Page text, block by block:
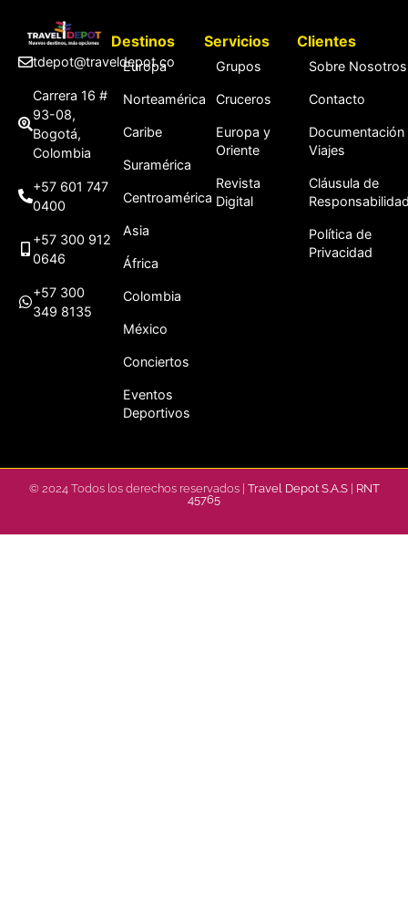
tdepot@traveldepot.co
Carrera 16 #
93-08,
Bogotá,
Colombia
+57 601 747
0400
+57 300 912
0646
+57 300
349 8135
Destinos
Europa
Norteamérica
Caribe
Suramérica
Centroamérica
Asia
África
Colombia
México
Conciertos
Eventos
Deportivos
Servicios
Grupos
Cruceros
Europa y
Oriente
Revista
Digital
Clientes
Sobre Nosotros
Contacto
Documentación
Viajes
Cláusula de
Política de
Privacidad
© 2024 Todos los derechos reservados | Travel Depot S.A.S| RNT
45765